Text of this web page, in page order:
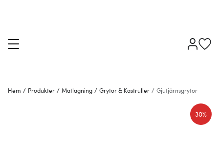
Hem / Produkter / Matlagning / Grytor & Kastruller / Gjutjärnsgrytor
30%